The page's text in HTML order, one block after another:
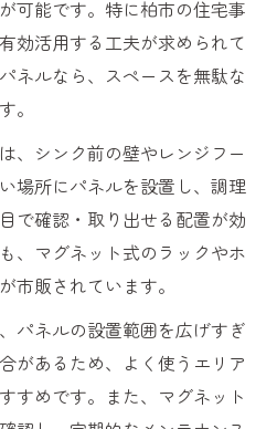
可能です。特に柏市の住宅事
効活用する工夫が求められて
ネルなら、スペースを無駄な
。
、シンク前の壁やレンジフー
場所にパネルを設置し、調理
で確認・取り出せる配置が効
、マグネット式のラックやホ
市販されています。
パネルの設置範囲を広げすぎ
があるため、よく使うエリア
すめです。また、マグネット